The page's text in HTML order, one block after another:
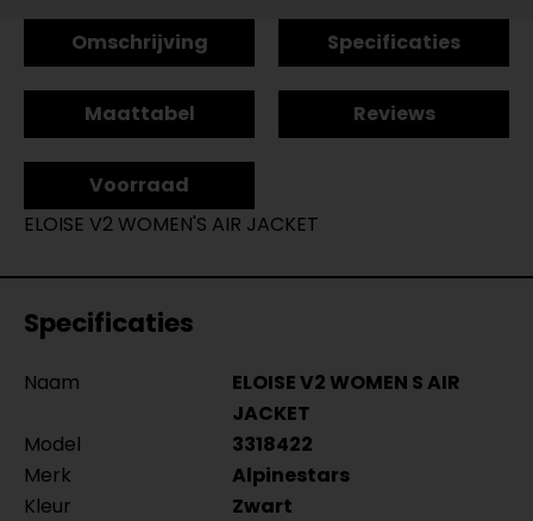
Omschrijving Specificaties
Maattabel Reviews
Voorraad
ELOISE V2 WOMEN'S AIR JACKET
Specificaties
Naam
ELOISE V2 WOMEN S AIR
JACKET
Model
3318422
Merk
Alpinestars
Kleur
Zwart